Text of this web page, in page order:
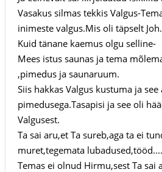
Vasakus silmas tekkis Valgus-
inimeste valgus.Mis oli täpselt
Kuid tänane kaemus olgu selline-
Mees istus saunas ja tema
,pimedus ja saunaruum.
Siis hakkas Valgus kustuma ja see
pimedusega.Tasapisi ja see oli
Valgusest.
Ta sai aru,et Ta sureb,aga ta ei
muret,tegemata lubadused,tööd....
Temas ei olnud Hirmu,sest Ta sai